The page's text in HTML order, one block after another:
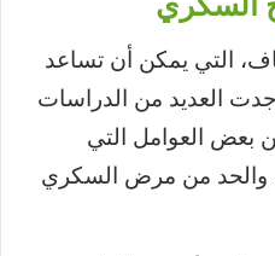
التي يمكن أن تساعد
العديد من الدراسات
بعض العوامل التي
والحد من مرض السكري